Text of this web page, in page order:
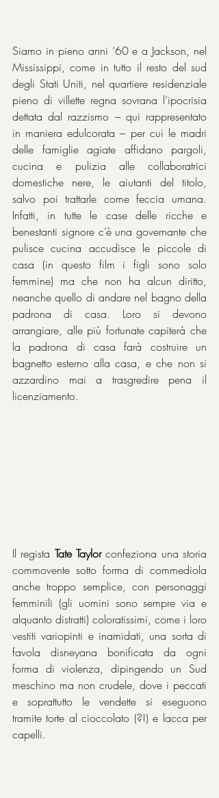
Siamo in pieno anni ’60 e a Jackson, nel
Mississippi, come in tutto il resto del sud
degli Stati Uniti, nel quartiere residenziale
pieno di villette regna sovrana l’ipocrisia
dettata dal razzismo – qui rappresentato
in maniera edulcorata – per cui le madri
delle famiglie agiate affidano pargoli,
cucina e pulizia alle collaboratrici
domestiche nere, le aiutanti del titolo,
salvo poi trattarle come feccia umana.
Infatti, in tutte le case delle ricche e
benestanti signore c’è una governante che
pulisce cucina accudisce le piccole di
casa (in questo film i figli sono solo
femmine) ma che non ha alcun diritto,
neanche quello di andare nel bagno della
padrona di casa. Loro si devono
arrangiare, alle più fortunate capiterà che
la padrona di casa farà costruire un
bagnetto esterno alla casa, e che non si
azzardino mai a trasgredire pena il
licenziamento.
Il regista Tate Taylor confeziona una storia
commovente sotto forma di commediola
anche troppo semplice, con personaggi
femminili (gli uomini sono sempre via e
alquanto distratti) coloratissimi, come i loro
vestiti variopinti e inamidati, una sorta di
favola disneyana bonificata da ogni
forma di violenza, dipingendo un Sud
meschino ma non crudele, dove i peccati
e soprattutto le vendette si eseguono
tramite torte al cioccolato (?!) e lacca per
capelli.